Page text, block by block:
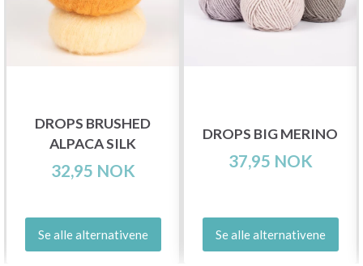
DROPS BRUSHED
ALPACA SILK
32,95 NOK
Se alle alternativene
DROPS BIG MERINO
37,95 NOK
Se alle alternativene